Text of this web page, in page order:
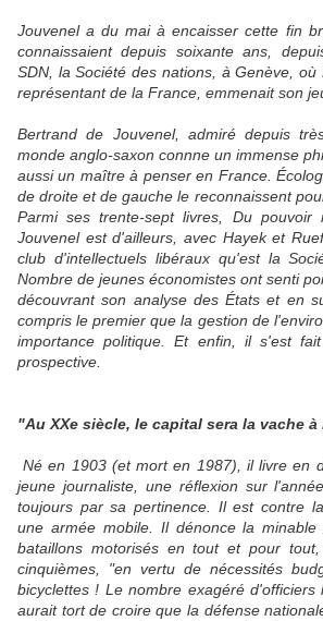
Jouvenel a du mai à encaisser cette fin
connaissaient depuis soixante ans,
SDN, la Société des nations, à Genève, où
représentant de la France, emmenait son
Bertrand de Jouvenel, admiré depuis
monde anglo-saxon connne un immense
aussi un maître à penser en France.
de droite et de gauche le reconnaissent
Parmi ses trente-sept livres, Du pouvoir
Jouvenel est d'ailleurs, avec Hayek et
club d'intellectuels libéraux qu'est la
Nombre de jeunes économistes ont senti
découvrant son analyse des États et en
compris le premier que la gestion de
importance politique. Et enfin, il s'est
prospective.
"Au XXe siècle, le capital sera la vache
Né en 1903 (et mort en 1987), il livre en
jeune journaliste, une réflexion sur
toujours par sa pertinence. Il est contre
une armée mobile. Il dénonce la minable
bataillons motorisés en tout et pour
cinquièmes, "en vertu de nécessités
bicyclettes ! Le nombre exagéré d'officiers
aurait tort de croire que la défense